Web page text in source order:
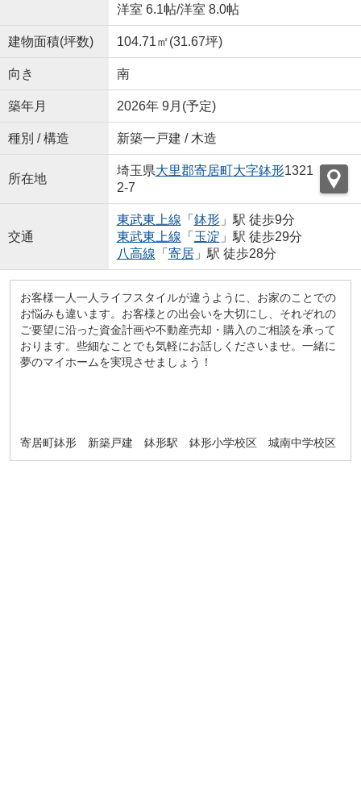
洋室 6.1帖/洋室 8.0帖
建物面積(坪数) 104.71㎡(31.67坪)
向き 南
築年月 2026年 9月(予定)
種別 / 構造 新築一戸建 / 木造
所在地
埼玉県大里郡寄居町大字鉢形1321
2-7
交通
東武東上線 「 鉢形」駅 徒歩9分
東武東上線 「 玉淀 」駅 徒歩29分
八高線 「 寄居」駅 徒歩28分
お客様一人一人ライフスタイルが違うように、お家のことでの
お悩みも違います。お客様との出会いを大切にし、それぞれの
ご要望に沿った資金計画や不動産売却・購入のご相談を承って
おります。些細なことでも気軽にお話しくださいませ。一緒に
夢のマイホームを実現させましょう！
寄居町鉢形 新築戸建 鉢形駅 鉢形小学校区 城南中学校区